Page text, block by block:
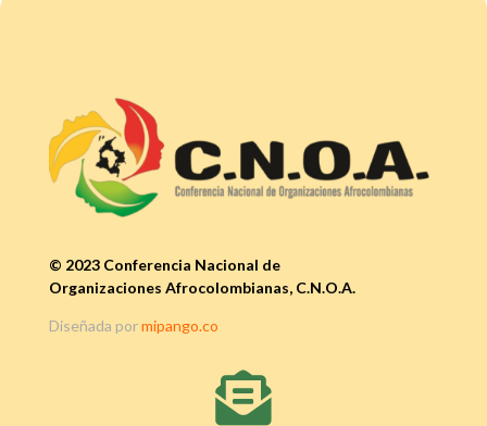
© 2023 Conferencia Nacional de
Organizaciones Afrocolombianas, C.N.O.A.
Diseñada pormipango.co
